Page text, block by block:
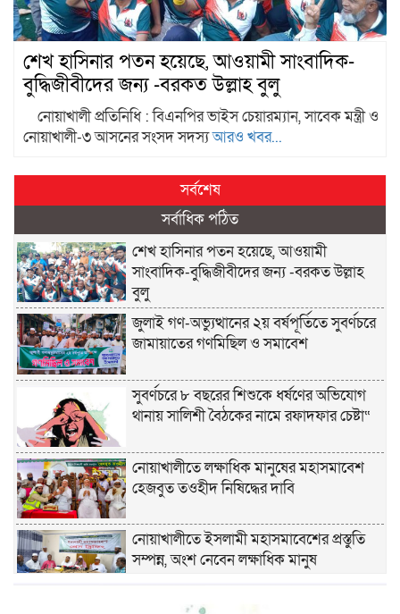
শেখ হাসিনার পতন হয়েছে, আওয়ামী সাংবাদিক-
বুদ্ধিজীবীদের জন্য -বরকত উল্লাহ বুলু
নোয়াখালী প্রতিনিধি : বিএনপির ভাইস চেয়ারম্যান, সাবেক মন্ত্রী ও
নোয়াখালী-৩ আসনের সংসদ সদস্যআরও খবর...
সর্বশেষ
সর্বাধিক পঠিত
শেখ হাসিনার পতন হয়েছে, আওয়ামী
সাংবাদিক-বুদ্ধিজীবীদের জন্য -বরকত উল্লাহ
বুলু
জুলাই গণ-অভ্যুত্থানের ২য় বর্ষপূর্তিতে সুবর্ণচরে
জামায়াতের গণমিছিল ও সমাবেশ
সুবর্ণচরে ৮ বছরের শিশুকে ধর্ষণের অভিযোগ
থানায় সালিশী বৈঠকের নামে রফাদফার চেষ্টা“
নোয়াখালীতে লক্ষাধিক মানুষের মহাসমাবেশ
হেজবুত তওহীদ নিষিদ্ধের দাবি
নোয়াখালীতে ইসলামী মহাসমাবেশের প্রস্তুতি
সম্পন্ন, অংশ নেবেন লক্ষাধিক মানুষ